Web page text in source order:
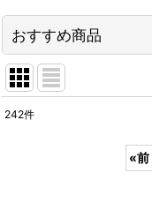
おすすめ商品
242件
«前